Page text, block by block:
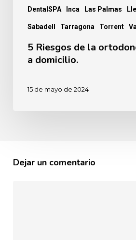
DentalSPA Inca Las Palmas
Sabadell Tarragona Torrent
5 Riesgos de la
a domicilio.
15 de mayo de 2024
Dejar un comentario